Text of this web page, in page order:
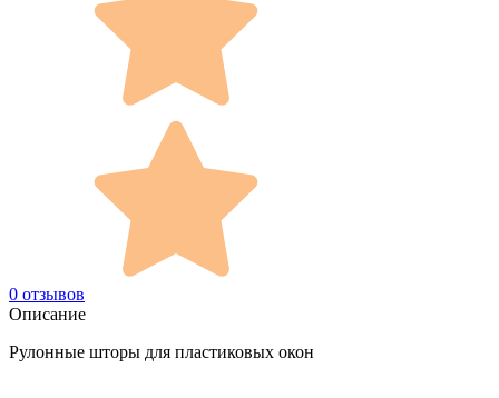
0 отзывов
Описание
Рулонные шторы для пластиковых окон